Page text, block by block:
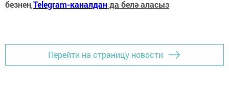
безнеңTelegram-каналданда белә аласыз
Перейти на страницу новости